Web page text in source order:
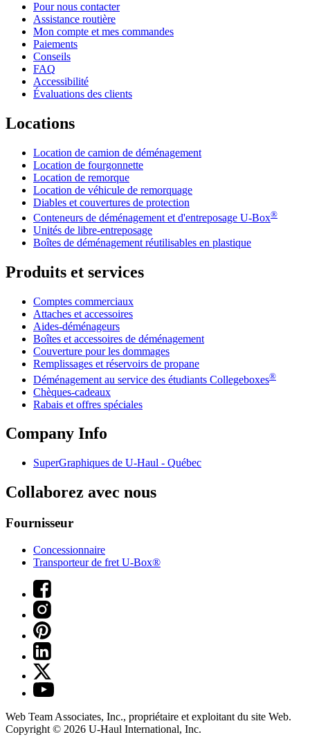
Pour nous contacter
Assistance routière
Mon compte et mes commandes
Paiements
Conseils
FAQ
Accessibilité
Évaluations des clients
Locations
Location de camion de déménagement
Location de fourgonnette
Location de remorque
Location de véhicule de remorquage
Diables et couvertures de protection
Conteneurs de déménagement et d'entreposage U-Box®
Unités de libre-entreposage
Boîtes de déménagement réutilisables en plastique
Produits et services
Comptes commerciaux
Attaches et accessoires
Aides-déménageurs
Boîtes et accessoires de déménagement
Couverture pour les dommages
Remplissages et réservoirs de propane
Déménagement au service des étudiants Collegeboxes®
Chèques-cadeaux
Rabais et offres spéciales
Company Info
SuperGraphiques de U-Haul - Québec
Collaborez avec nous
Fournisseur
Concessionnaire
Transporteur de fret U-Box®
Web Team Associates, Inc., propriétaire et exploitant du site Web.
Copyright © 2026 U-Haul International, Inc.